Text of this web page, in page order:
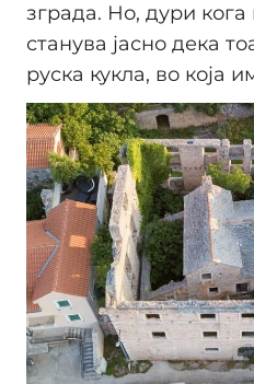
зграда. Но, дури кога
станува јасно дека
руска кукла, во која